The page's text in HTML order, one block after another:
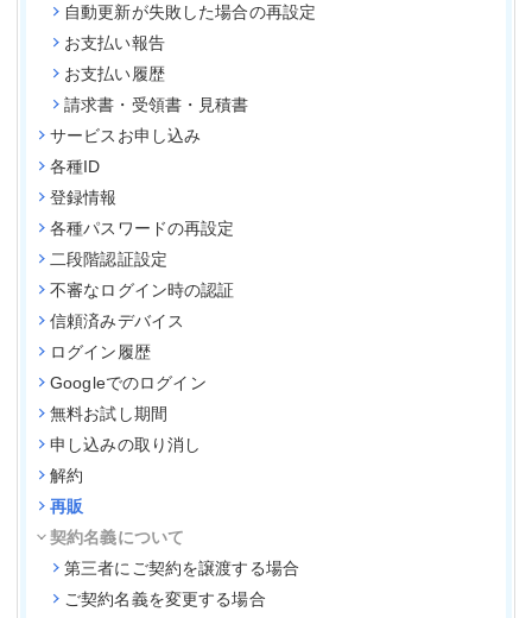
自動更新が失敗した場合の再設定
お支払い報告
お支払い履歴
請求書・受領書・見積書
サービスお申し込み
各種ID
登録情報
各種パスワードの再設定
二段階認証設定
不審なログイン時の認証
信頼済みデバイス
ログイン履歴
Googleでのログイン
無料お試し期間
申し込みの取り消し
解約
再販
契約名義について
第三者にご契約を譲渡する場合
ご契約名義を変更する場合